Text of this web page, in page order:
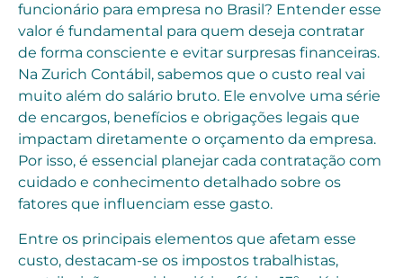
funcionário para empresa no Brasil? Entender esse
valor é fundamental para quem deseja contratar
de forma consciente e evitar surpresas financeiras.
Na Zurich Contábil, sabemos que o custo real vai
muito além do salário bruto. Ele envolve uma série
de encargos, benefícios e obrigações legais que
impactam diretamente o orçamento da empresa.
Por isso, é essencial planejar cada contratação com
cuidado e conhecimento detalhado sobre os
fatores que influenciam esse gasto.
Entre os principais elementos que afetam esse
custo, destacam-se os impostos trabalhistas,